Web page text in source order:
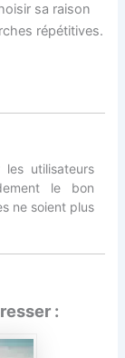
sa raison
répétitives.
les utilisateurs
le bon
ne soient plus
: